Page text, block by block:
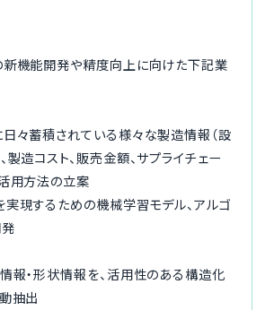
ー紹介
ン
で登録
新機能開発や精度向上に向けた下記業
々蓄積されている様々な製造情報（設
製造コスト、販売金額、サプライチェー
用方法の立案
現するための機械学習モデル、アルゴ
報・形状情報を、活用性のある構造化
抽出